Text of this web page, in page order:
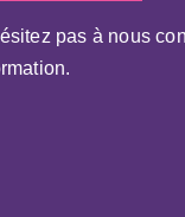
pas à nous